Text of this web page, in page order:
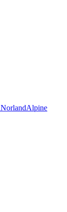
NorlandAlpine